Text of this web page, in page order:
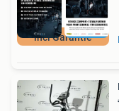
incl Garantie